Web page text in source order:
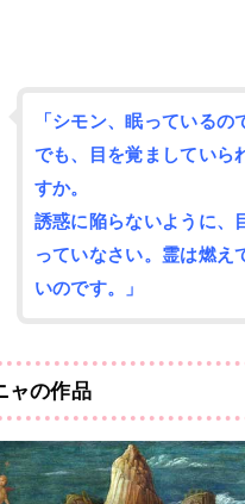
「シモン、眠っているの
でも、目を覚ましていら
すか。
誘惑に陥らないように、
っていなさい。霊は燃え
いのです。」
ャの作品